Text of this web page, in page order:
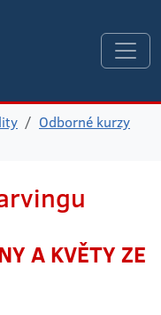
Odborné kurzy
A KVĚTY ZE